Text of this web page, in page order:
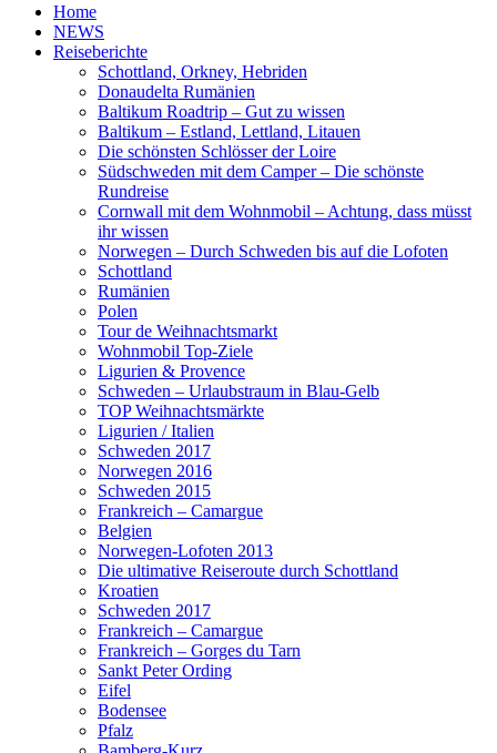
Home
NEWS
Reiseberichte
Schottland, Orkney, Hebriden
Donaudelta Rumänien
Baltikum Roadtrip – Gut zu wissen
Baltikum – Estland, Lettland, Litauen
Die schönsten Schlösser der Loire
Südschweden mit dem Camper – Die schönste
Rundreise
Cornwall mit dem Wohnmobil – Achtung, dass müsst
ihr wissen
Norwegen – Durch Schweden bis auf die Lofoten
Schottland
Rumänien
Polen
Tour de Weihnachtsmarkt
Wohnmobil Top-Ziele
Ligurien & Provence
Schweden – Urlaubstraum in Blau-Gelb
TOP Weihnachtsmärkte
Ligurien / Italien
Schweden 2017
Norwegen 2016
Schweden 2015
Frankreich – Camargue
Belgien
Norwegen-Lofoten 2013
Die ultimative Reiseroute durch Schottland
Kroatien
Schweden 2017
Frankreich – Camargue
Frankreich – Gorges du Tarn
Sankt Peter Ording
Eifel
Bodensee
Pfalz